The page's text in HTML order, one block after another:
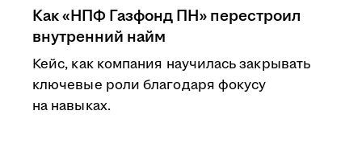
Как «НПФ Газфонд ПН» перестроил
внутренний найм
Кейс, как компания научилась закрывать
ключевые роли благодаря фокусу
на навыках.